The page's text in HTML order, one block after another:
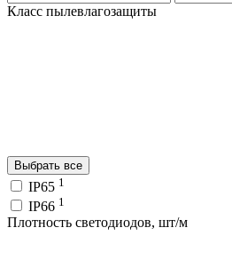
Класс пылевлагозащиты
Выбрать все
IP65 1
IP66 1
Плотность светодиодов, шт/м